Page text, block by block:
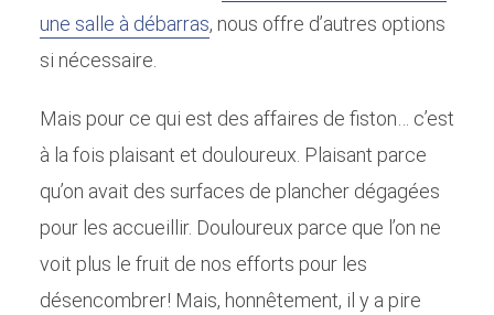
une salle à débarras, nous offre d’autres options
si nécessaire.
Mais pour ce qui est des affaires de fiston… c’est
à la fois plaisant et douloureux. Plaisant parce
qu’on avait des surfaces de plancher dégagées
pour les accueillir. Douloureux parce que l’on ne
voit plus le fruit de nos efforts pour les
désencombrer! Mais, honnêtement, il y a pire